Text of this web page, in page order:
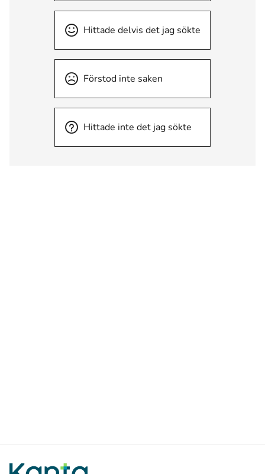
Hittade delvis det jag sökte
Förstod inte saken
Hittade inte det jag sökte